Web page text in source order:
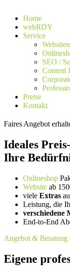
Home
webRDY
Service
SEO /
Content
Preise
Kontakt
Faires Angebot
Ideales
Ihre
Onlineshop
Website ab
viele Extras
Leistung, die
verschiedene
End-to-End
Angebot & Beratung
Eigene